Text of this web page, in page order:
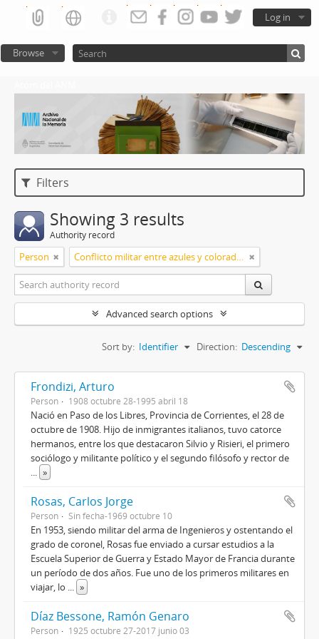
Log in
Browse
Filters
Showing 3 results
Authority record
Person Conflicto militar entre azules y colorados
Advanced search options
Sort by: Identifier Direction: Descending
Frondizi, Arturo
Person 1908 octubre 28-1995 abril 18
Nació en Paso de los Libres, Provincia de Corrientes, el 28 de
octubre de 1908. Hijo de inmigrantes italianos, tuvo catorce
hermanos, entre los que destacaron Silvio y Risieri, el primero
sociólogo y militante político y el segundo filósofo y rector de
... »
Rosas, Carlos Jorge
Person Sin fecha-1969 octubre 10
En 1953, siendo militar del arma de Ingenieros y ostentando el
grado de coronel, Rosas fue enviado a cursar estudios a la
Escuela Superior de Guerra y Estado Mayor de Francia durante
un período de dos años. Fue uno de los primeros militares en
viajar, lo ... »
Díaz Bessone, Ramón Genaro
Person 1925 octubre 27-2017 junio 03